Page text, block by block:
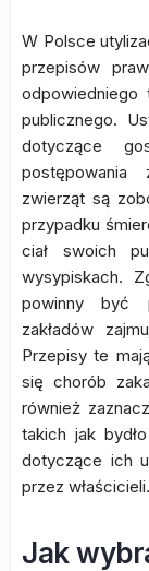
W Polsce
przepisów
odpowiedniego
publicznego.
dotyczące
postępowania
zwierząt są
przypadku
ciał swoich
wysypiskach.
powinny być
zakładów
Przepisy te
się chorób
również
takich jak
dotyczące ich
przez właścicieli.
Jak